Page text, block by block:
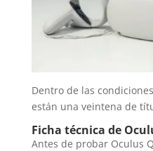
Dentro de las
están una veintena de
Ficha técnica de
Antes de probar Oculus